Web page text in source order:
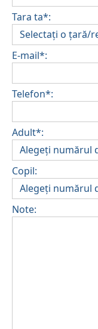
Tara ta*:
E-mail*:
Telefon*:
Adult*:
Copil:
Note: